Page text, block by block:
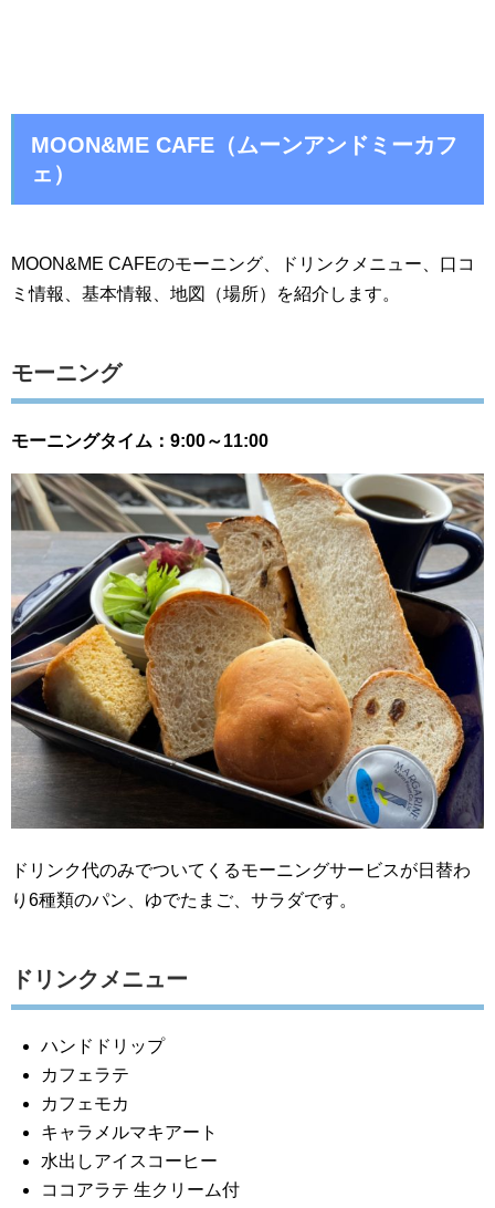
MOON&ME CAFE（ムーンアンドミーカフ
ェ）
MOON&ME CAFEのモーニング、ドリンクメニュー、口コ
ミ情報、基本情報、地図（場所）を紹介します。
モーニング
モーニングタイム：9:00～11:00
ドリンク代のみでついてくるモーニングサービスが日替わ
り6種類のパン、ゆでたまご、サラダです。
ドリンクメニュー
ハンドドリップ
カフェラテ
カフェモカ
キャラメルマキアート
水出しアイスコーヒー
ココアラテ 生クリーム付